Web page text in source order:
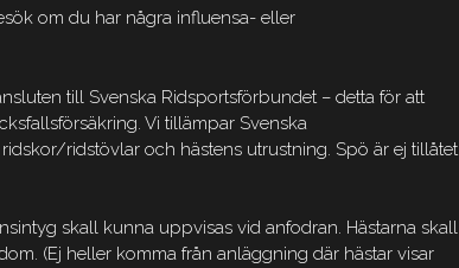
om du har några influensa- eller
till Svenska Ridsportsförbundet – detta för att
Vi tillämpar Svenska
ridstövlar och hästens utrustning. Spö är ej tillåtet.
skall kunna uppvisas vid anfodran. Hästarna skall
(Ej heller komma från anläggning där hästar visar